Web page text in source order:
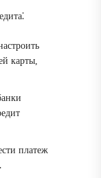
карты,
платеж